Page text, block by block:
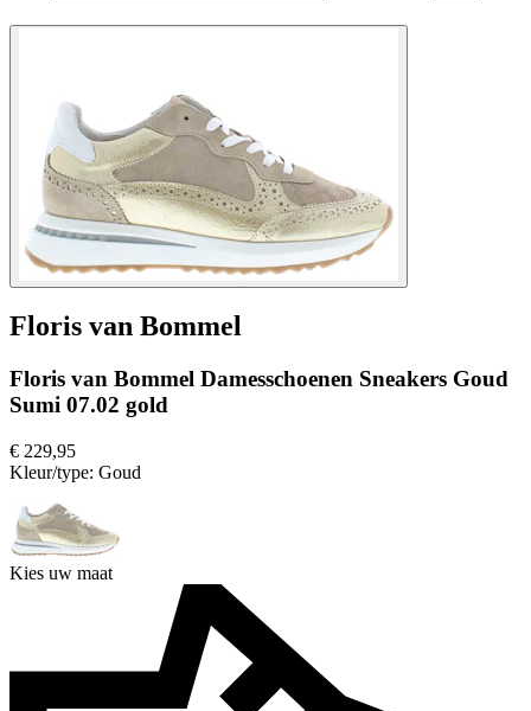
Floris van Bommel
Floris van Bommel Damesschoenen Sneakers Goud
Sumi 07.02 gold
€ 229,95
Kleur/type: Goud
Kies uw maat